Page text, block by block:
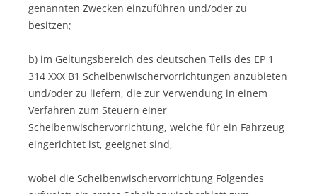
genannten Zwecken einzuführen und/oder zu
besitzen;
b) im Geltungsbereich des deutschen Teils des EP 1
314 XXX B1 Scheibenwischervorrichtungen anzubieten
und/oder zu liefern, die zur Verwendung in einem
Verfahren zum Steuern einer
Scheibenwischervorrichtung, welche für ein Fahrzeug
eingerichtet ist, geeignet sind,
wobei die Scheibenwischervorrichtung Folgendes